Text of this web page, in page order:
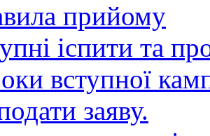
прийому
іспити та
вступної
заяву.